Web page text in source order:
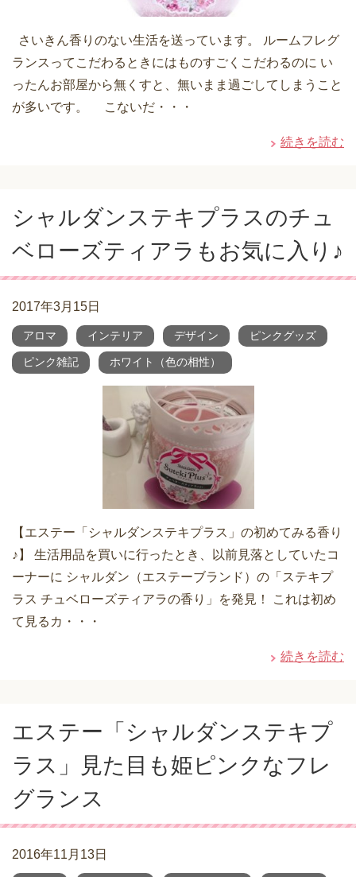
さいきん香りのない生活を送っています。 ルームフレグ
ランスってこだわるときにはものすごくこだわるのに い
ったんお部屋から無くすと、無いまま過ごしてしまうこと
が多いです。 こないだ・・・
続きを読む
シャルダンステキプラスのチュ
ベローズティアラもお気に入り♪
2017年3月15日
アロマ インテリア デザイン ピンクグッズ
ピンク雑記 ホワイト（色の相性）
【エステー「シャルダンステキプラス」の初めてみる香り
♪】 生活用品を買いに行ったとき、以前見落としていたコ
ーナーに シャルダン（エステーブランド）の「ステキプ
ラス チュベローズティアラの香り」を発見！ これは初め
て見るカ・・・
続きを読む
エステー「シャルダンステキプ
ラス」見た目も姫ピンクなフレ
グランス
2016年11月13日